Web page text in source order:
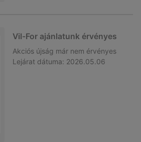
Vil-For ajánlatunk érvényes
Akciós újság már nem érvényes
Lejárat dátuma: 2026.05.06